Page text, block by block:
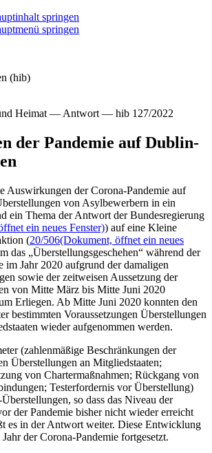
springen
springen
(hib)
Heimat — Antwort — hib 127/2022
der Pandemie auf Dublin-
Auswirkungen der Corona-Pandemie auf
von Asylbewerbern in ein
ein Thema der Antwort der Bundesregierung
ein neues Fenster)) auf eine Kleine
(20/506(Dokument, öffnet ein neues
das „Überstellungsgeschehen“ während der
im Jahr 2020 aufgrund der damaligen
sowie der zeitweisen Aussetzung der
von Mitte März bis Mitte Juni 2020
Erliegen. Ab Mitte Juni 2020 konnten den
bestimmten Voraussetzungen Überstellungen
wieder aufgenommen werden.
(zahlenmäßige Beschränkungen der
Überstellungen an Mitgliedstaaten;
von Chartermaßnahmen; Rückgang von
Testerfordernis vor Überstellung)
so dass das Niveau der
der Pandemie bisher nicht wieder erreicht
es in der Antwort weiter. Diese Entwicklung
der Corona-Pandemie fortgesetzt.